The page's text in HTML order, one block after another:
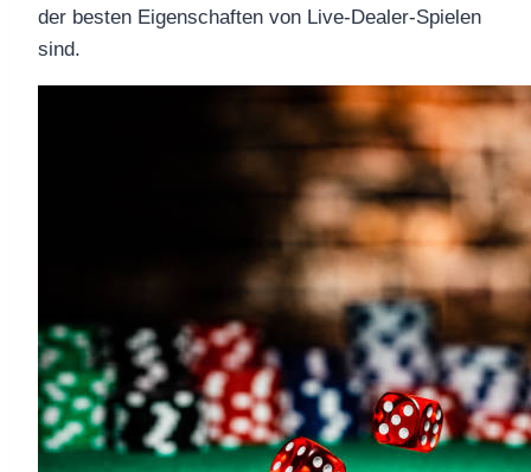
der besten Eigenschaften von Live-Dealer-Spielen
sind.